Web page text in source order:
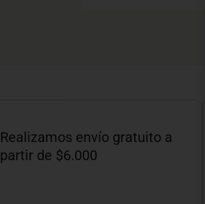
Realizamos envío gratuito a
partir de $6.000